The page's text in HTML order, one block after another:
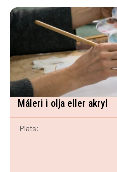
Måleri i olja eller akryl
Plats: